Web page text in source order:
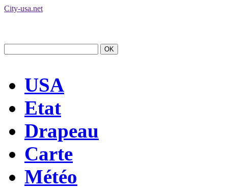
City-usa.net
USA
Etat
Drapeau
Carte
Météo